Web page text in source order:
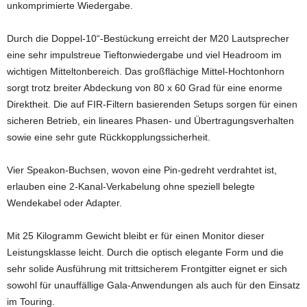
unkomprimierte Wiedergabe.
Durch die Doppel-10“-Bestückung erreicht der M20 Lautsprecher
eine sehr impulstreue Tieftonwiedergabe und viel Headroom im
wichtigen Mitteltonbereich. Das großflächige Mittel-Hochtonhorn
sorgt trotz breiter Abdeckung von 80 x 60 Grad für eine enorme
Direktheit. Die auf FIR-Filtern basierenden Setups sorgen für einen
sicheren Betrieb, ein lineares Phasen- und Übertragungsverhalten
sowie eine sehr gute Rückkopplungssicherheit.
Vier Speakon-Buchsen, wovon eine Pin-gedreht verdrahtet ist,
erlauben eine 2-Kanal-Verkabelung ohne speziell belegte
Wendekabel oder Adapter.
Mit 25 Kilogramm Gewicht bleibt er für einen Monitor dieser
Leistungsklasse leicht. Durch die optisch elegante Form und die
sehr solide Ausführung mit trittsicherem Frontgitter eignet er sich
sowohl für unauffällige Gala-Anwendungen als auch für den Einsatz
im Touring.